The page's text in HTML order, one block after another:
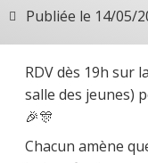
Publiée le 14/05/
RDV dès 19h sur
salle des jeunes)
🎉🎊
Chacun amène